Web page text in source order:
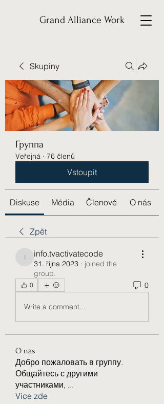
Grand Alliance Work
Skupiny
Группа
Veřejná · 76 členů
Vstoupit
Diskuse Média Členové O nás
Zpět
info.tvactivatecode
info.tvactivatecode
31. října 2023 · joined the
group.
0 0
Write a comment...
O nás
Добро пожаловать в группу.
Общайтесь с другими
участниками, ...
Více zde